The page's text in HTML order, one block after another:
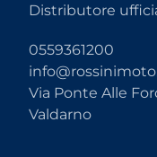
Distributore
0559361200
Via Ponte Alle
Valdarno